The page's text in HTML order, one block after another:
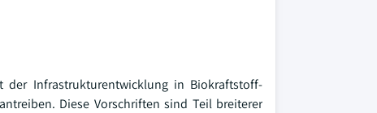
der Infrastrukturentwicklung in Biokraftstoff-
Diese Vorschriften sind Teil breiterer